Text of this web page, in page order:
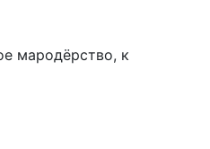
мародёрство, к